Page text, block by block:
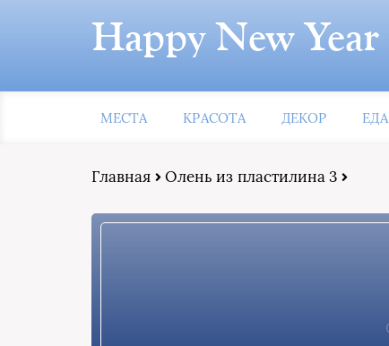
Happy New Year
МЕСТА КРАСОТА ДЕКОР ЕДА
Главная Олень из пластилина 3